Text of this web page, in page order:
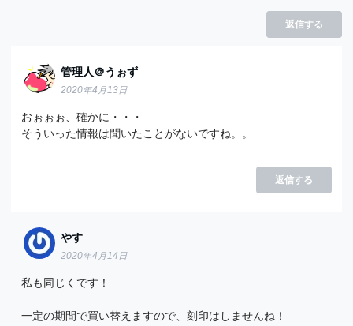
返信する
管理人＠うぉず
2020年4月13日
おぉぉぉ、確かに・・・
そういった情報は聞いたことがないですね。。
返信する
やす
2020年4月14日
私も同じくです！
一定の期間で買い替えますので、刻印はしませんね！